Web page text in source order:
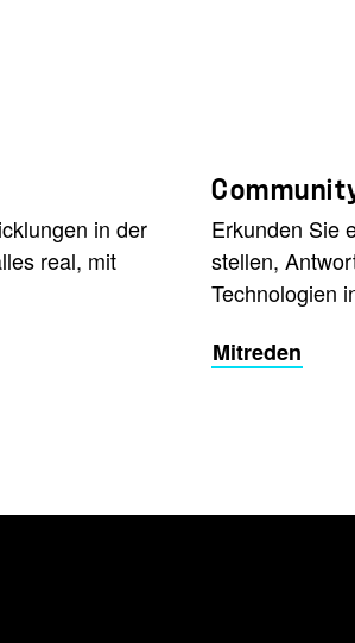
in der
real, mit
Erkunden Sie
stellen,
Technologien
Mitreden